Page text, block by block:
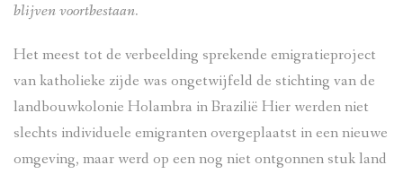
blijven voortbestaan.
Het meest tot de verbeelding sprekende emigratieproject
van katholieke zijde was ongetwijfeld de stichting van de
landbouwkolonie Holambra in Brazilië Hier werden niet
slechts individuele emigranten overgeplaatst in een nieuwe
omgeving, maar werd op een nog niet ontgonnen stuk land